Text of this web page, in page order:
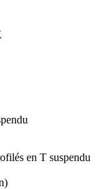
en T suspendu